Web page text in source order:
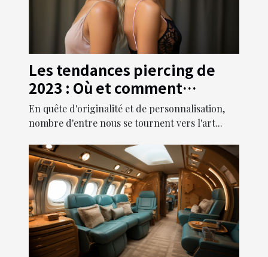
Les tendances piercing de
2023 : Où et comment
sublimer votre look avec de
nouveaux piercings
En quête d'originalité et de personnalisation,
nombre d'entre nous se tournent vers l'art...